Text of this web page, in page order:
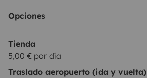
Opciones
Tienda
5,00 € por día
Traslado aeropuerto (ida y vuelta)